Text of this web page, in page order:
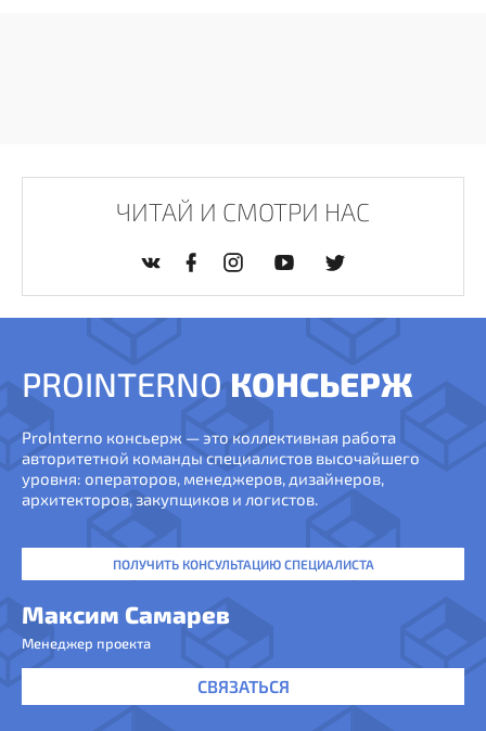
ЧИТАЙ И СМОТРИ НАС
PROINTERNO КОНСЬЕРЖ
ProInterno консьерж — это коллективная работа
авторитетной команды специалистов высочайшего
уровня: операторов, менеджеров, дизайнеров,
архитекторов, закупщиков и логистов.
ПОЛУЧИТЬ КОНСУЛЬТАЦИЮ СПЕЦИАЛИСТА
Максим Самарев
Менеджер проекта
СВЯЗАТЬСЯ